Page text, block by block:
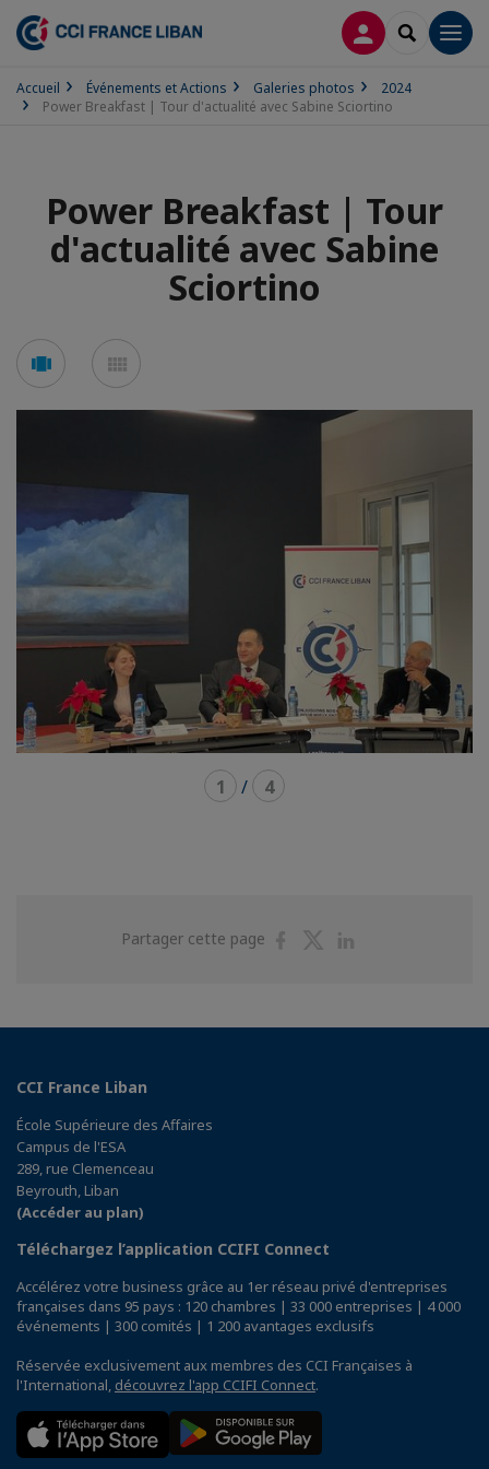
CONNEXION
Accueil Événements et Actions Galeries photos
2024
Power Breakfast | Tour d'actualité avec Sabine Sciortino
Power Breakfast | Tour
d'actualité avec Sabine
Sciortino
Voir
en
en
mosaïque
1 / 4
Partager cette page
PartagerPartager
CCI France Liban
École Supérieure des Affaires
Campus de l'ESA
289, rue Clemenceau
Beyrouth, Liban
(Accéder au plan)
Téléchargez l’application CCIFI Connect
Accélérez votre business grâce au 1er réseau privé d'entreprises
françaises dans 95 pays : 120 chambres | 33 000 entreprises | 4 000
événements | 300 comités | 1 200 avantages exclusifs
Réservée exclusivement aux membres des CCI Françaises à
l'International, découvrez l'app CCIFI Connect.